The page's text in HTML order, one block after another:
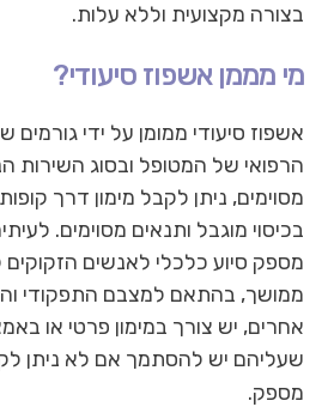
בצורה מקצועית וללא עלות.
מי מממן אשפוז סיעודי?
אשפוז סיעודי ממומן על ידי גורמים
הרפואי של המטופל ובסוג השירות
מסוימים, ניתן לקבל מימון דרך
בכיסוי מוגבל ותנאים מסוימים.
מספק סיוע כלכלי לאנשים הזקוקים
ממושך, בהתאם למצבם התפקודי
אחרים, יש צורך במימון פרטי או
שעליהם יש להסתמך אם לא ניתן
מספק.